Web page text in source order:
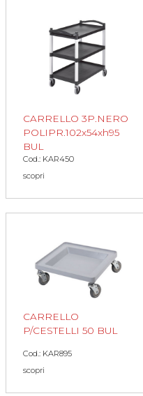
CARRELLO 3P.NERO
POLIPR.102x54xh95
BUL
Cod.: KAR450
scopri
CARRELLO
P/CESTELLI 50 BUL
Cod.: KAR895
scopri